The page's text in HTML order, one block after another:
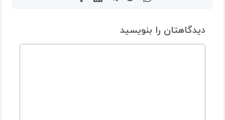
دیدگاهتان را بنویسید